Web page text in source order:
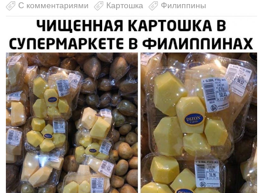
С комментариями Картошка Филиппины